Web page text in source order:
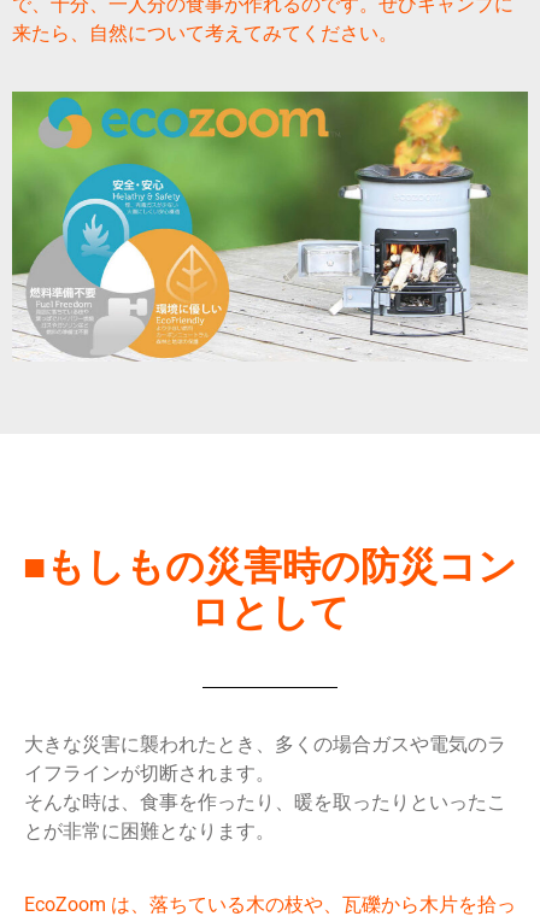
来たら、自然について考えてみてください。
■もしもの災害時の防災コン
ロとして
大きな災害に襲われたとき、多くの場合ガスや電気のラ
イフラインが切断されます。
そんな時は、食事を作ったり、暖を取ったりといったこ
とが非常に困難となります。
EcoZoom は、落ちている木の枝や、瓦礫から木片を拾っ